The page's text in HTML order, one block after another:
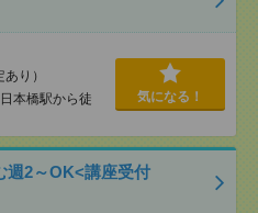
り）
本橋駅から徒
気になる！
週2～OK<講座受付